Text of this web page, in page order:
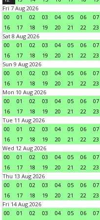
Fri 7 Aug 2026
00
01 02 03 04 05 06 07
16
17 18 19 20 21 22
23
Sat 8 Aug 2026
00
01 02 03 04 05 06 07
16
17 18 19 20 21 22
23
Sun 9 Aug 2026
00
01 02 03 04 05 06 07
16
17 18 19 20 21 22
23
Mon 10 Aug 2026
00
01 02 03 04 05 06 07
16
17 18 19 20 21 22
23
Tue 11 Aug 2026
00
01 02 03 04 05 06 07
16
17 18 19 20 21 22
23
Wed 12 Aug 2026
00
01 02 03 04 05 06 07
16
17 18 19 20 21 22
23
Thu 13 Aug 2026
00
01 02 03 04 05 06 07
16
17 18 19 20 21 22
23
Fri 14 Aug 2026
00
01 02 03 04 05 06 07